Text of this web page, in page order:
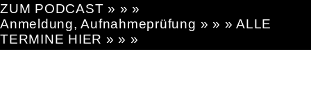
ZUM PODCAST » » »
Anmeldung, Aufnahmeprüfung » » » ALLE
TERMINE HIER » » »